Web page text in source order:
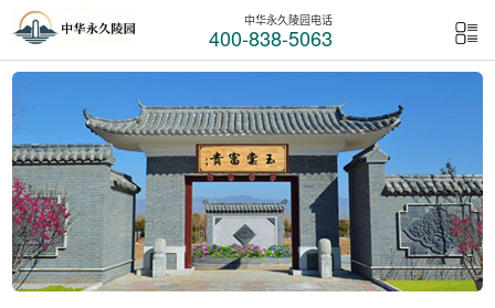
中华永久陵园电话
400-838-5063